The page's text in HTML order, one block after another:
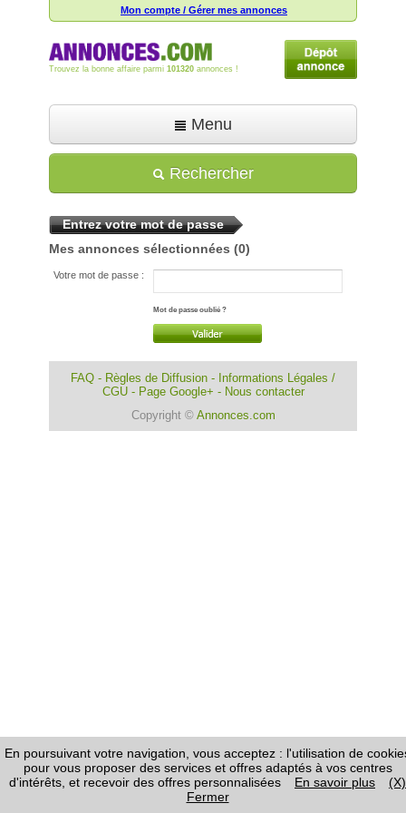
Mon compte / Gérer mes annonces
Trouvez la bonne affaire parmi 101320 annonces !
Menu
Déposer une annonce
Toutes les annonces
Aide
Rechercher
Entrez votre mot de passe
Mes annonces sélectionnées (0)
Votre mot de passe :
Mot de passe oublié ?
FAQ - Règles de Diffusion - Informations Légales /
CGU- Page Google+ - Nous contacter
Copyright © Annonces.com
En poursuivant votre navigation, vous acceptez : l'utilisation de
pour vous proposer des services et offres adaptés à vos centres
d'intérêts, et recevoir des offres personnalisées
En savoir plus
(X)
Fermer